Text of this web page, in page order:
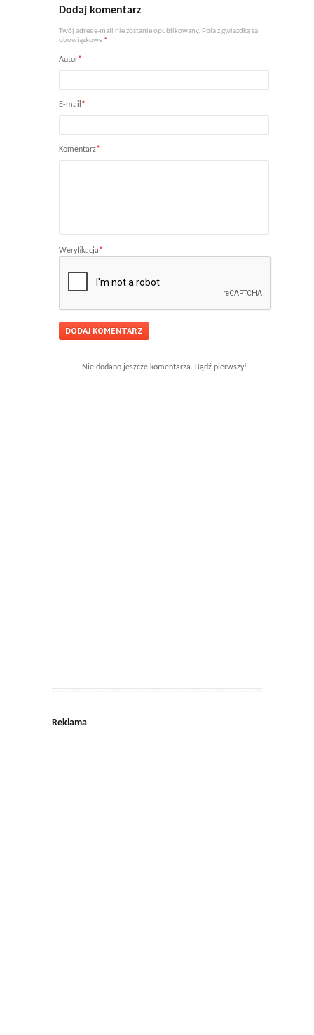
Dodaj komentarz
Twój adres e-mail nie zostanie opublikowany. Pola z gwiazdką są
obowiązkowe *
Autor*
E-mail*
Komentarz*
Weryfikacja*
Nie dodano jeszcze komentarza. Bądź pierwszy!
Reklama